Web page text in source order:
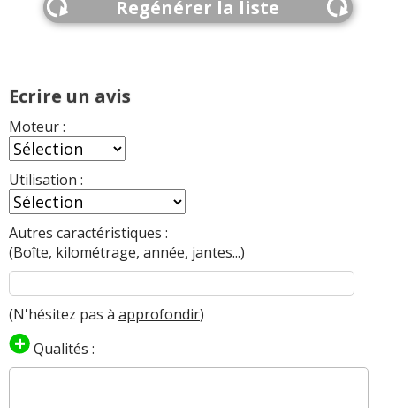
Regénérer la liste
Ecrire un avis
Moteur :
Utilisation :
Autres caractéristiques :
(Boîte, kilométrage, année, jantes...)
(N'hésitez pas à approfondir)
Qualités :